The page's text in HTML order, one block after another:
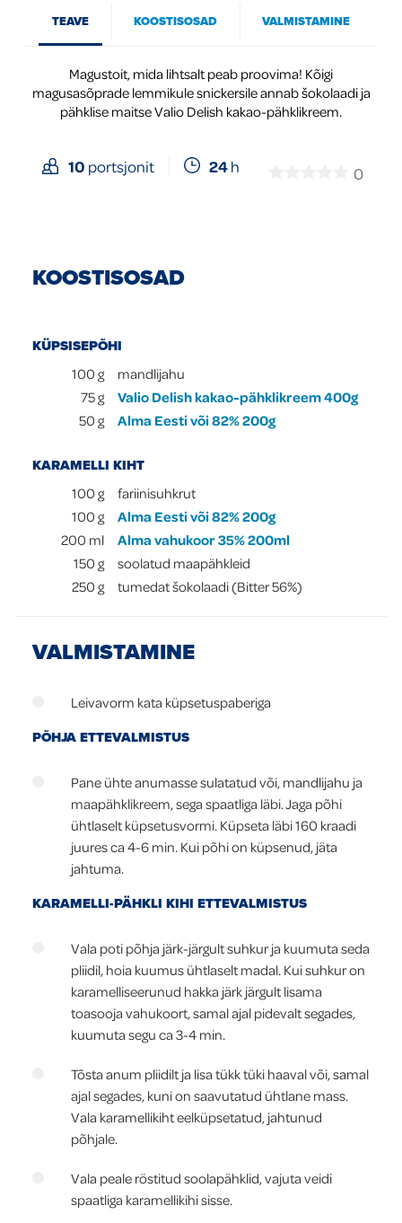
Global
TEAVE KOOSTISOSAD VALMISTAMINE
Magustoit, mida lihtsalt peab proovima! Kõigi
magusasõprade lemmikule snickersile annab šokolaadi ja
pähklise maitse Valio Delish kakao-pähklikreem.
10 portsjonit 24 h 0
KOOSTISOSAD
KÜPSISEPÕHI
100 g
mandlijahu
75g
Valio Delish kakao-pähklikreem 400g
50 g Alma Eesti või 82% 200g
KARAMELLI KIHT
100 g
fariinisuhkrut
100 g
Alma Eesti või 82% 200g
200 ml
Alma vahukoor 35% 200ml
150 g
soolatud maapähkleid
250 g tumedat šokolaadi (Bitter 56%)
VALMISTAMINE
Leivavorm kata küpsetuspaberiga
PÕHJA ETTEVALMISTUS
Pane ühte anumasse sulatatud või, mandlijahu ja
maapähklikreem, sega spaatliga läbi. Jaga põhi
ühtlaselt küpsetusvormi. Küpseta läbi 160 kraadi
juures ca 4-6 min. Kui põhi on küpsenud, jäta
jahtuma.
KARAMELLI-PÄHKLI KIHI ETTEVALMISTUS
Vala poti põhja järk-järgult suhkur ja kuumuta seda
pliidil, hoia kuumus ühtlaselt madal. Kui suhkur on
karamelliseerunud hakka järk järgult lisama
toasooja vahukoort, samal ajal pidevalt segades,
kuumuta segu ca 3-4 min.
Tõsta anum pliidilt ja lisa tükk tüki haaval või, samal
ajal segades, kuni on saavutatud ühtlane mass.
Vala karamellikiht eelküpsetatud, jahtunud
põhjale.
Vala peale röstitud soolapähklid, vajuta veidi
spaatliga karamellikihi sisse.